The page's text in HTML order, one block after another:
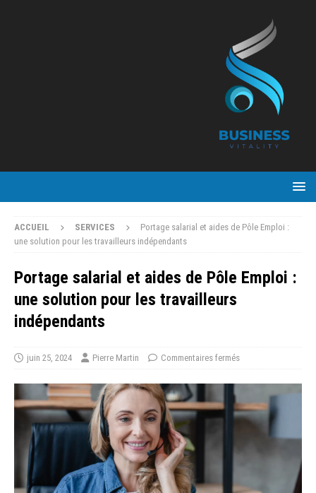
ACCUEIL SERVICES
Portage salarial et aides de Pôle Emploi :
une solution pour les travailleurs indépendants
Portage salarial et aides de Pôle Emploi :
une solution pour les travailleurs
indépendants
juin 25, 2024 Pierre Martin Commentaires fermés